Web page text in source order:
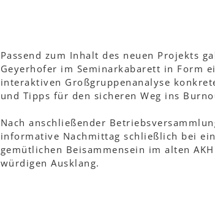
Passend zum Inhalt des neuen Projekts
Geyerhofer im Seminarkabarett in Form
interaktiven Großgruppenanalyse
und Tipps für den sicheren Weg ins
Nach anschließender
informative Nachmittag schließlich bei
gemütlichen Beisammensein im alten
würdigen Ausklang.